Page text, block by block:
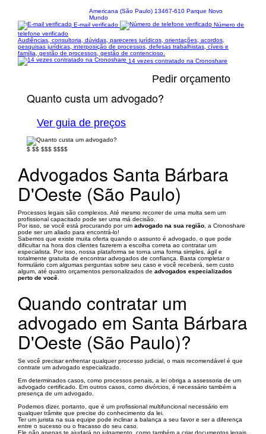
Americana (São Paulo) 13467-610 Parque Novo
Mundo
E-mail verificado
Número de
telefone verificado
Audiências, consultoria, dúvidas, pareceres jurídicos, orientações, acordos,
pesquisas jurídicas, interposição de processos, defesas trabalhistas, cíveis e
família, gestão de processos, gestão de contencioso.
14 vezes contratado na Cronoshare
Pedir orçamento
Quanto custa um advogado?
Ver guia de preços
$ $$ $$$ $$$$
Advogados Santa Bárbara
D'Oeste (São Paulo)
Processos legais são complexos. Até mesmo recorrer de uma multa sem um
profissional capacitado pode ser uma má decisão.
Por isso, se você está procurando por um advogado na sua região , a Cronoshare
pode ser um aliado para encontrá-lo!
Sabemos que existe muita oferta quando o assunto é advogado, o que pode
dificultar na hora dos clientes fazerem a escolha correta ao contratar um
especialista. Por isso, nossa plataforma se torna uma forma simples, ágil e
totalmente gratuita de encontrar advogados de confiança. Basta completar o
formulário com algumas perguntas sobre seu caso e você receberá, sem custo
algum, até quatro orçamentos personalizados de advogados especializados
perto de você
Quando contratar um
advogado em Santa Bárbara
D'Oeste (São Paulo)?
Se você precisar enfrentar qualquer processo judicial, o mais recomendável é que
contrate um advogado especializado.
Em determinados casos, como processos penais, a lei obriga a assessoria de um
advogado certificado. Em outros casos, como divórcios, é necessário também a
presença de um advogado.
Podemos dizer, portanto, que é um profissional multifuncional necessário em
qualquer trâmite que precise do conhecimento da lei.
Ter um jurista na sua equipe pode inclinar a balança a seu favor e ser a diferença
entre o sucesso ou o fracasso do seu caso.
Ele não apenas te ajudará no julgamento, como também a criar documentos legais,